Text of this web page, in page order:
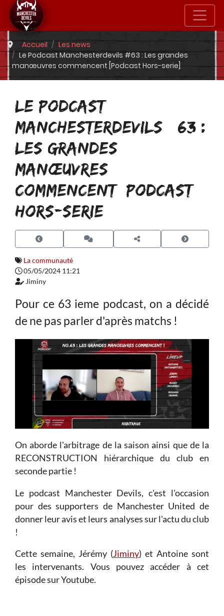
Accueil
Les news
Le Podcast Manchesterdevils #63 : Les grandes
manœuvres commencent [Podcast Hors-serie]
LE PODCAST
MANCHESTERDEVILS #63 :
LES GRANDES
MANŒUVRES
COMMENCENT [PODCAST
HORS-SERIE]
La communauté
05/05/2024 11:21
Jiminy
Pour ce 63 ieme podcast, on a décidé
de ne pas parler d'après matchs !
On aborde l'arbitrage de la saison ainsi que de la
RECONSTRUCTION hiérarchique du club en
seconde partie !
Le podcast Manchester Devils, c'est l'occasion
pour des supporters de Manchester United de
donner leur avis et leurs analyses sur l'actu du club
!
Cette semaine, Jérémy (Jiminy) et Antoine sont
les intervenants. Vous pouvez accéder à cet
épisode sur Youtube.